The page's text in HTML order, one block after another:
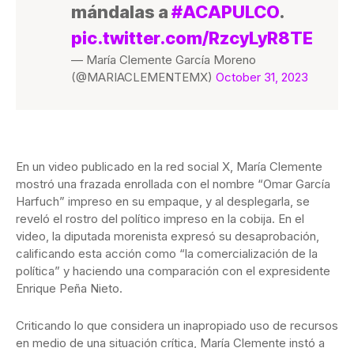
mándalas a#ACAPULCO.
pic.twitter.com/RzcyLyR8TE
— María Clemente García Moreno
(@MARIACLEMENTEMX) October 31, 2023
En un video publicado en la red social X, María Clemente
mostró una frazada enrollada con el nombre “Omar García
Harfuch” impreso en su empaque, y al desplegarla, se
reveló el rostro del político impreso en la cobija. En el
video, la diputada morenista expresó su desaprobación,
calificando esta acción como “la comercialización de la
política” y haciendo una comparación con el expresidente
Enrique Peña Nieto.
Criticando lo que considera un inapropiado uso de recursos
en medio de una situación crítica, María Clemente instó a